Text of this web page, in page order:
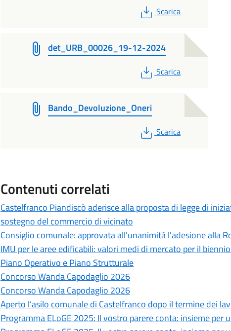
PDF
Scarica
det_URB_00026_19-12-2024
PDF
Scarica
Bando_Devoluzione_Oneri
PDF
Scarica
Contenuti correlati
Castelfranco Piandiscò aderisce alla proposta di legge di
sostegno del commercio di vicinato
Consiglio comunale: approvata all'unanimità l'adesione alla
IMU per le aree edificabili: valori medi di mercato per il
Piano Operativo e Piano Strutturale
Concorso Wanda Capodaglio 2026
Concorso Wanda Capodaglio 2026
Aperto l’asilo comunale di Castelfranco dopo il termine dei
Programma ELoGE 2025: Il vostro parere conta: insieme per